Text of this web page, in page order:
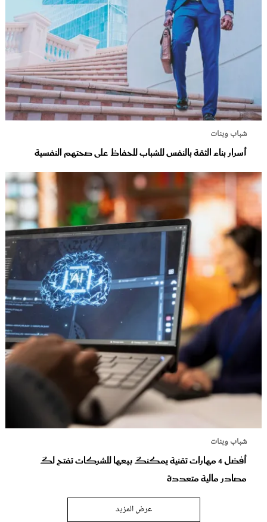
شباب وبنات
أسرار بناء الثقة بالنفس للشباب للحفاظ على صحتهم النفسية
شباب وبنات
أفضل 4 مهارات تقنية يمكنكَ بيعها للشركات تفتح لكَ
مصادر مالية متعددة
عرض المزيد